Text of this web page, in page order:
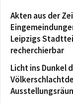
Akten aus der
Leipzigs
recherchierbar
Licht ins Dunkel